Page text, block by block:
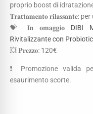
proprio boost di
𝐓𝐫𝐚𝐭𝐭𝐚𝐦𝐞𝐧𝐭𝐨 𝐫𝐢𝐥𝐚𝐬𝐬𝐚𝐧𝐭𝐞:
💝 𝐈𝐧 𝐨𝐦𝐚𝐠𝐠𝐢𝐨 DIBI
Rivitalizzante con
💥 𝐏𝐫𝐞𝐳𝐳𝐨: 120€
❗️ Promozione valida
esaurimento scorte.